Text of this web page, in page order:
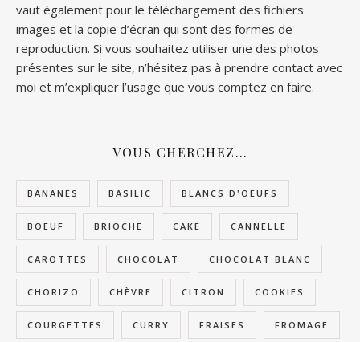
vaut également pour le téléchargement des fichiers
images et la copie d’écran qui sont des formes de
reproduction. Si vous souhaitez utiliser une des photos
présentes sur le site, n’hésitez pas à prendre contact avec
moi et m’expliquer l’usage que vous comptez en faire.
VOUS CHERCHEZ…
BANANES BASILIC BLANCS D'OEUFS
BOEUF BRIOCHE CAKE CANNELLE
CAROTTES CHOCOLAT CHOCOLAT BLANC
CHORIZO CHÈVRE CITRON COOKIES
COURGETTES CURRY FRAISES FROMAGE